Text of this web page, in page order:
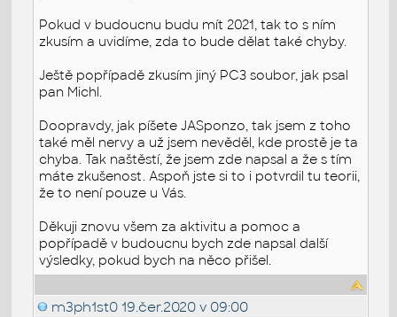
Pokud v budoucnu budu mít 2021, tak to s ním
zkusím a uvidíme, zda to bude dělat také chyby.
Ještě popřípadě zkusím jiný PC3 soubor, jak psal
pan Michl.
Doopravdy, jak píšete JASponzo, tak jsem z toho
také měl nervy a už jsem nevěděl, kde prostě je ta
chyba. Tak naštěstí, že jsem zde napsal a že s tím
máte zkušenost. Aspoň jste si to i potvrdil tu teorii,
že to není pouze u Vás.
Děkuji znovu všem za aktivitu a pomoc a
popřípadě v budoucnu bych zde napsal další
výsledky, pokud bych na něco přišel.
m3ph1st0 19.čer.2020 v 09:00